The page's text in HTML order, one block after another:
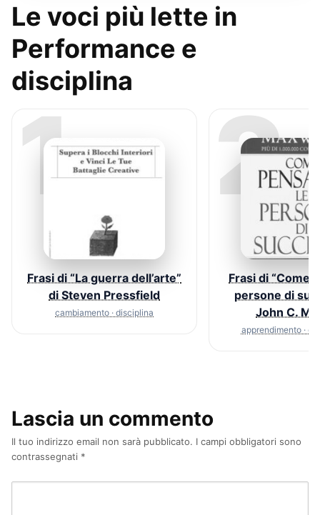
Le voci più lette in
Performance e
disciplina
1
Frasi di “La guerra dell’arte”
di Steven Pressfield
cambiamento · disciplina
2
Frasi di “Come
persone di
John C.
apprendimento ·
Lascia un commento
Il tuo indirizzo email non sarà pubblicato. I campi obbligatori sono
contrassegnati *